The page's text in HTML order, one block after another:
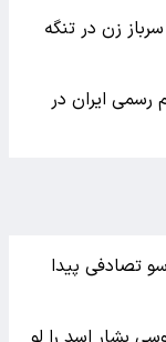
زن در تنگه
رسمی ایران در
تصادفی پیدا